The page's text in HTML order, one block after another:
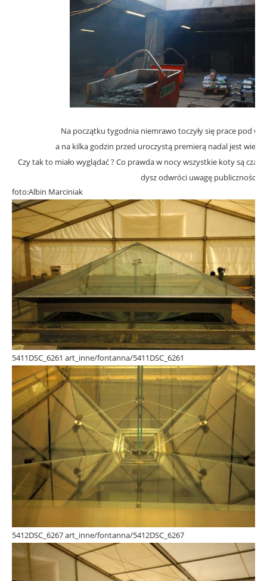
Na początku tygodnia niemrawo toczyły się prace pod
a na kilka godzin przed uroczystą premierą nadal jest wiele
Czy tak to miało wyglądać ? Co prawda w nocy wszystkie koty są
dysz odwróci uwagę publiczności …
foto:Albin Marciniak
5411DSC_6261 art_inne/fontanna/5411DSC_6261
5412DSC_6267 art_inne/fontanna/5412DSC_6267